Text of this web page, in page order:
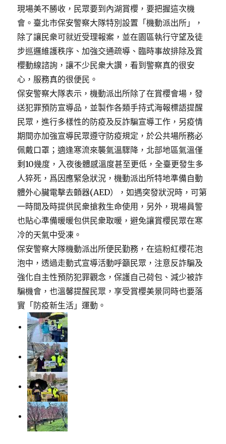
現場美不勝收，民眾要到內湖賞櫻，要把握這次機
會。臺北市保安警察大隊特別設置「機動派出所」，
除了讓民衆可就近受理報案，並在園區執行守望及徒
步巡邏維護秩序、加強交通疏導、臨時事故排除及賞
櫻動線諮詢，讓不少民衆大讚，看到警察真的很安
心，服務真的很便民。
保安警察大隊表示，機動派出所除了在賞櫻會場，發
送犯罪預防宣導品，並製作各類手持式海報標語提醒
民眾，進行多樣性的防疫及反詐騙宣導工作，另疫情
期間亦加強宣導民眾遵守防疫規定，於公共場所務必
佩戴口罩；適逢寒流來襲氣溫驟降，北部地區氣溫僅
剩10幾度，入夜後體感溫度甚至更低，全臺更發生多
人猝死，爲因應緊急狀況，機動派出所特地準備自動
體外心臟電擊去顫器(AED），如遇突發狀況時，可第
一時間及時提供民衆搶救生命使用，另外，現場員警
也貼心準備暖暖包供民衆取暖，避免讓賞櫻民眾在寒
冷的天氣中受凍。
保安警察大隊機動派出所便民勤務，在這粉紅櫻花泡
泡中，透過走動式宣導活動呼籲民眾，注意反詐騙及
強化自主性預防犯罪觀念，保護自己荷包、減少被詐
騙機會，也溫馨提醒民眾，享受賞櫻美景同時也要落
實「防疫新生活」運動。